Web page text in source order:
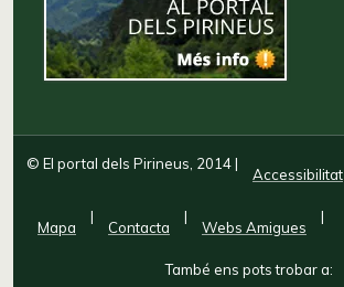
© El portal dels Pirineus, 2014|
Accessibilitat
Mapa
|
Contacta
|
Webs Amigues
|
També ens pots trobar a: